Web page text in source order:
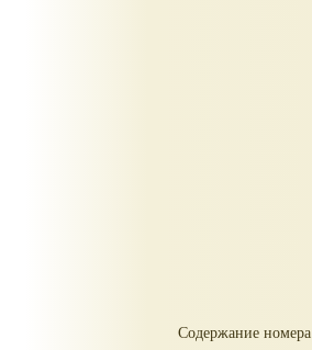
Содержание номера.